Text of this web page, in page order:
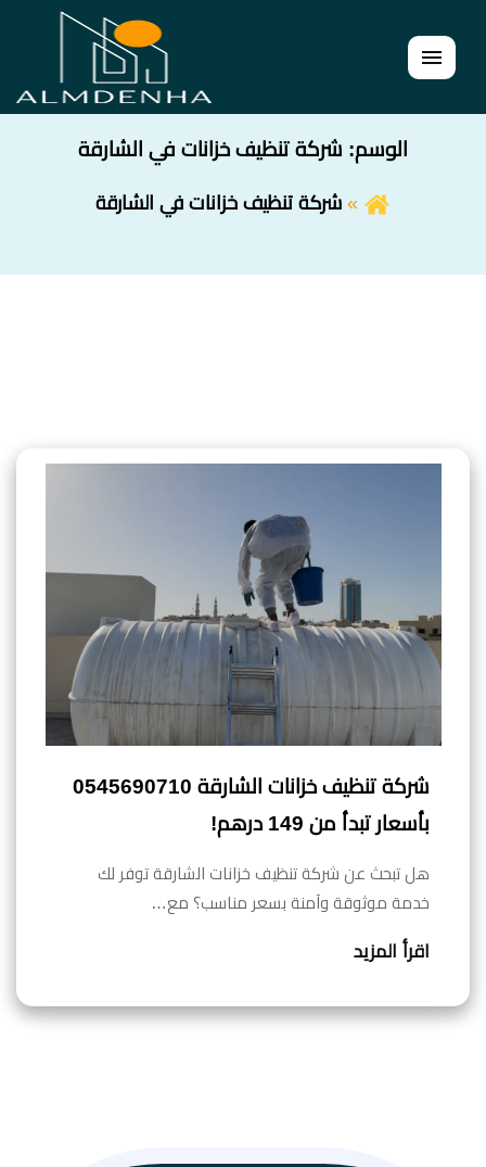
القائمة
الوسم: شركة تنظيف خزانات في الشارقة
شركة تنظيف خزانات في الشارقة
شركة تنظيف خزانات الشارقة 0545690710
بأسعار تبدأ من 149 درهم!
هل تبحث عن شركة تنظيف خزانات الشارقة توفر لك
خدمة موثوقة وآمنة بسعر مناسب؟ مع…
اقرأ المزيد